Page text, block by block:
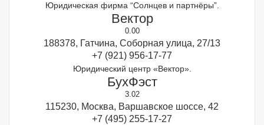
Юридическая фирма “Солнцев и партнёры”.
Вектор
0.00
188378, Гатчина, Соборная улица, 27/13
+7 (921) 956-17-77
Юридический центр «Вектор».
БухФэст
3.02
115230, Москва, Варшавское шоссе, 42
+7 (495) 255-17-27